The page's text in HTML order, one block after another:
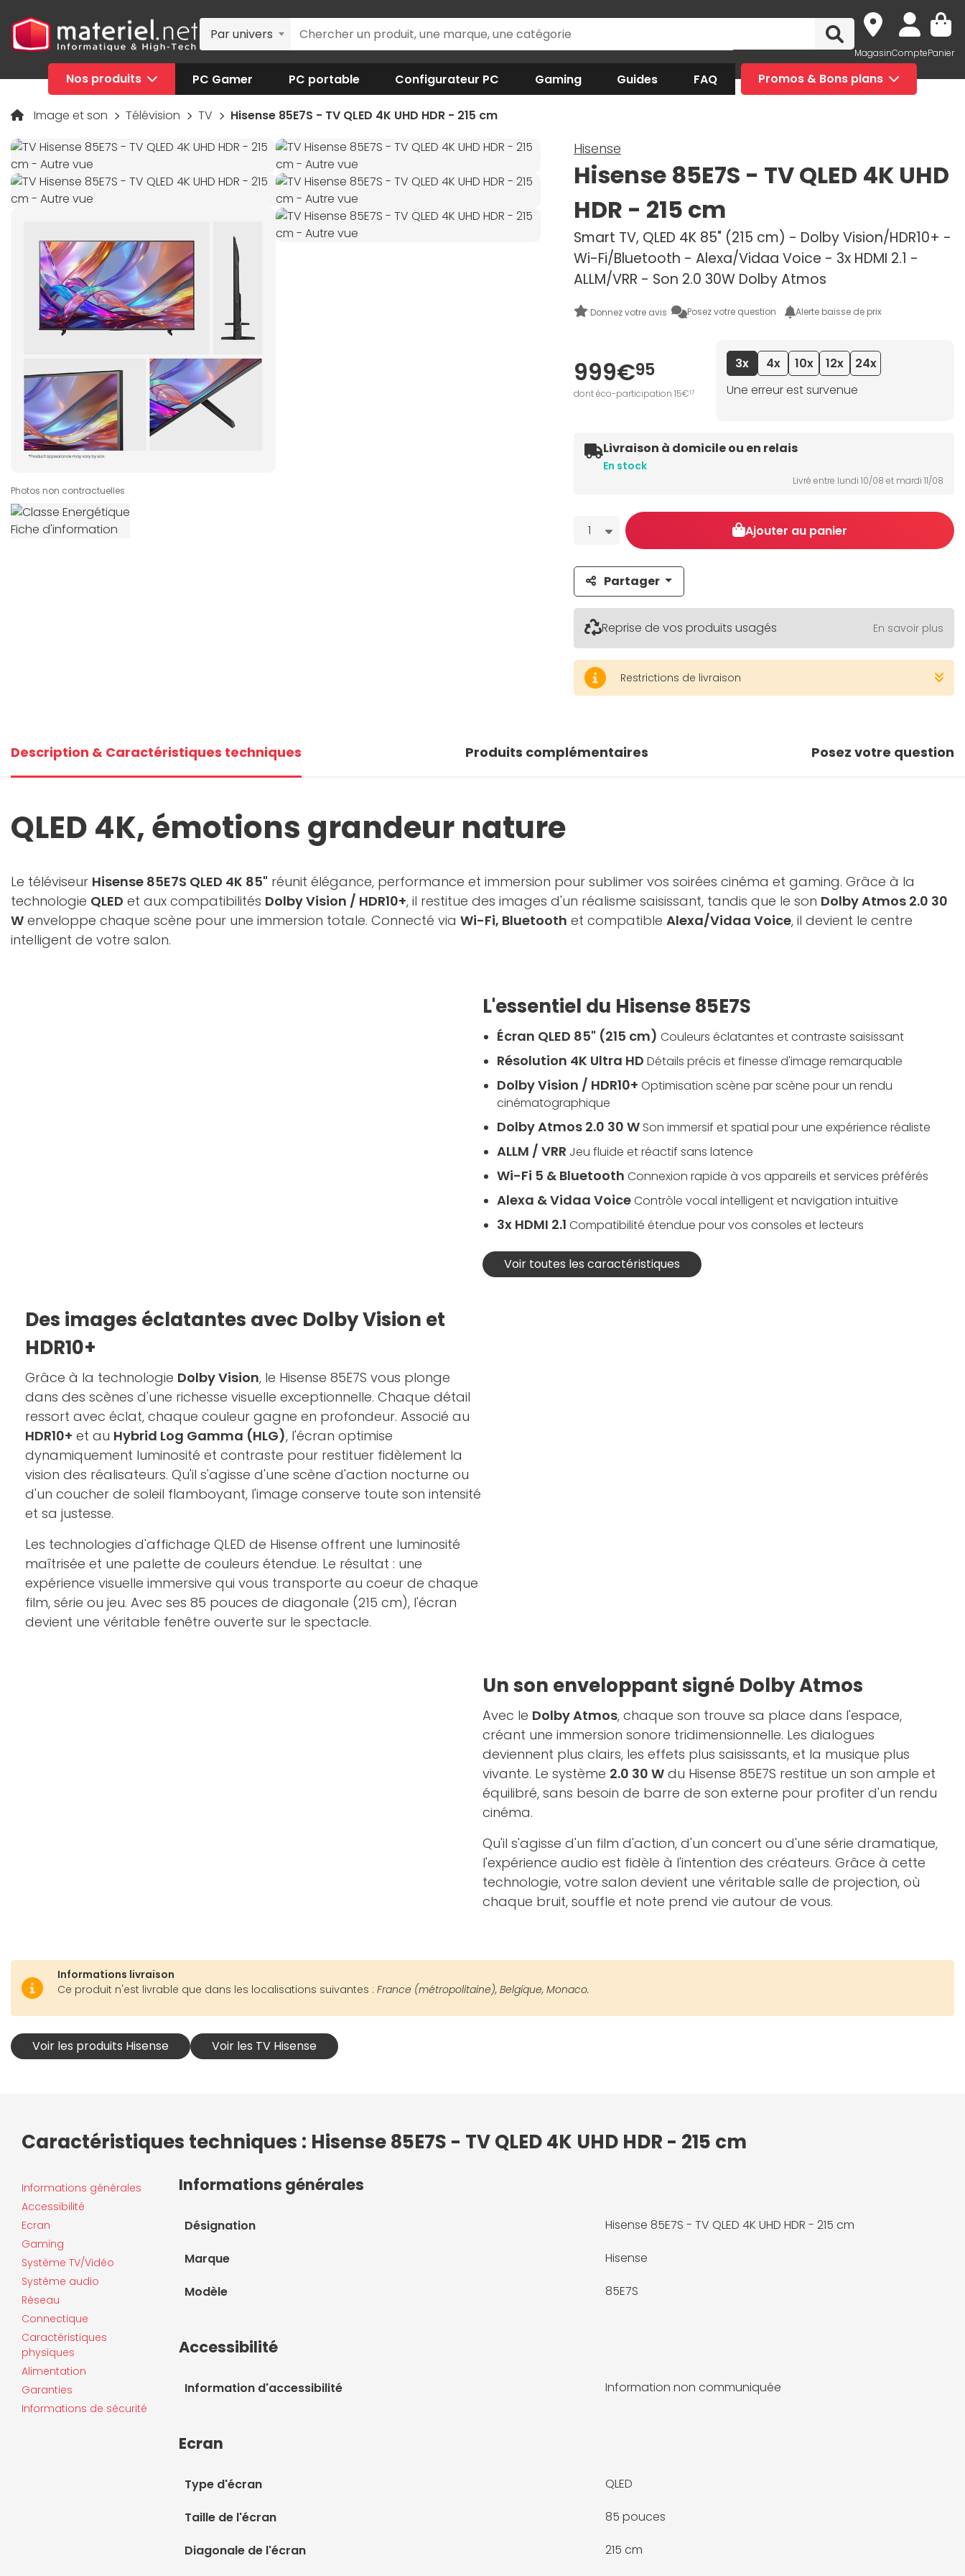
Par univers
MagasinComptePanier
Nos produits PC Gamer PC portable Configurateur PC Gaming Guides FAQ Promos & Bons plans
Image et son Télévision TV Hisense 85E7S - TV QLED 4K UHD HDR - 215 cm
Photos non contractuelles
Fiche d'information
Hisense
Hisense 85E7S - TV QLED 4K UHD
HDR - 215 cm
Smart TV, QLED 4K 85" (215 cm) - Dolby Vision/HDR10+ -
Wi-Fi/Bluetooth - Alexa/Vidaa Voice - 3x HDMI 2.1 -
ALLM/VRR - Son 2.0 30W Dolby Atmos
Donnez votre avis Posez votre question Alerte baisse de prix
999€95
dont éco-participation 15€17
3x 4x 10x 12x
24x
Une erreur est survenue
Livraison à domicile ou en relais
En stock
Livré entre lundi 10/08 et mardi 11/08
Quantité
1 Ajouter au panier
Partager
Reprise de vos produits usagés En savoir plus
Restrictions de livraison
Description & Caractéristiques techniques Produits complémentaires Posez votre question
QLED 4K, émotions grandeur nature
Le téléviseur Hisense 85E7S QLED 4K 85" réunit élégance, performance et immersion pour sublimer vos soirées cinéma et gaming. Grâce à la
technologie QLED et aux compatibilités Dolby Vision / HDR10+, il restitue des images d'un réalisme saisissant, tandis que le son Dolby Atmos 2.0 30
W enveloppe chaque scène pour une immersion totale. Connecté via Wi-Fi, Bluetooth et compatible Alexa/Vidaa Voice, il devient le centre
intelligent de votre salon.
L'essentiel du Hisense 85E7S
Écran QLED 85" (215 cm) Couleurs éclatantes et contraste saisissant
Résolution 4K Ultra HD Détails précis et finesse d'image remarquable
Dolby Vision / HDR10+ Optimisation scène par scène pour un rendu
cinématographique
Dolby Atmos 2.0 30 W Son immersif et spatial pour une expérience réaliste
ALLM / VRR Jeu fluide et réactif sans latence
Wi-Fi 5 & Bluetooth Connexion rapide à vos appareils et services préférés
Alexa & Vidaa VoiceContrôle vocal intelligent et navigation intuitive
3x HDMI 2.1 Compatibilité étendue pour vos consoles et lecteurs
Voir toutes les caractéristiques
Des images éclatantes avec Dolby Vision et
HDR10+
Grâce à la technologie Dolby Vision, le Hisense 85E7S vous plonge
dans des scènes d'une richesse visuelle exceptionnelle. Chaque détail
ressort avec éclat, chaque couleur gagne en profondeur. Associé au
HDR10+ et au Hybrid Log Gamma (HLG), l'écran optimise
dynamiquement luminosité et contraste pour restituer fidèlement la
vision des réalisateurs. Qu'il s'agisse d'une scène d'action nocturne ou
d'un coucher de soleil flamboyant, l'image conserve toute son intensité
et sa justesse.
Les technologies d'affichage QLED de Hisense offrent une luminosité
maîtrisée et une palette de couleurs étendue. Le résultat : une
expérience visuelle immersive qui vous transporte au coeur de chaque
film, série ou jeu. Avec ses 85 pouces de diagonale (215 cm), l'écran
devient une véritable fenêtre ouverte sur le spectacle.
Un son enveloppant signé Dolby Atmos
Avec le Dolby Atmos, chaque son trouve sa place dans l'espace,
créant une immersion sonore tridimensionnelle. Les dialogues
deviennent plus clairs, les effets plus saisissants, et la musique plus
vivante. Le système 2.0 30 W du Hisense 85E7S restitue un son ample et
équilibré, sans besoin de barre de son externe pour profiter d'un rendu
cinéma.
Qu'il s'agisse d'un film d'action, d'un concert ou d'une série dramatique,
l'expérience audio est fidèle à l'intention des créateurs. Grâce à cette
technologie, votre salon devient une véritable salle de projection, où
chaque bruit, souffle et note prend vie autour de vous.
Informations livraison
Ce produit n'est livrable que dans les localisations suivantes : France (métropolitaine), Belgique, Monaco.
Voir les produits Hisense Voir les TV Hisense
Caractéristiques techniques : Hisense 85E7S - TV QLED 4K UHD HDR - 215 cm
Informations générales
Accessibilité
Ecran
Gaming
Système TV/Vidéo
Système audio
Réseau
Connectique
Caractéristiques
physiques
Alimentation
Garanties
Informations de sécurité
Informations générales
Désignation Hisense 85E7S - TV QLED 4K UHD HDR - 215 cm
Marque Hisense
Modèle 85E7S
Accessibilité
Information d'accessibilité Information non communiquée
Ecran
Type d'écran QLED
Taille de l'écran 85 pouces
Diagonale de l'écran 215 cm